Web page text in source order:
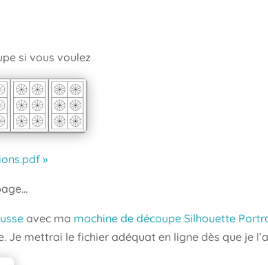
si vous voulez
»
avec ma machine de découpe Silhouette
Je mettrai le fichier adéquat en ligne dès que je